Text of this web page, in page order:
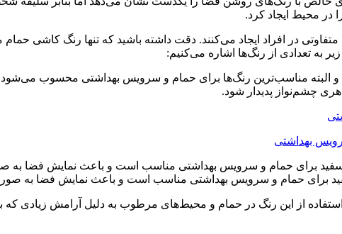
در محیط ایجاد کرد.
در افراد ایجاد می‌کنند. دقت داشته باشید که تنها رنگ کاشی
به تعدادی از رنگ‌ها اشاره می‌کنیم:
و البته مناسب‌ترین رنگ‌ها برای حمام و سرویس بهداشتی محسوب
چشم‌نواز پدیدار شود.
بهداشتی
برای حمام و سرویس بهداشتی مناسب است و باعث نمایش فضا به
از این رنگ در حمام و محیط‌های مرطوب به دلیل آرامش زیادی که